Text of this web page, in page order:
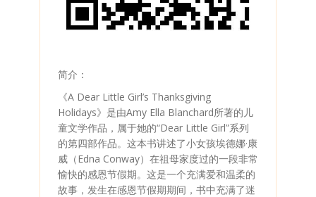
简介：
《A Dear Little Girl’s Thanksgiving
Holidays》是由Amy Ella Blanchard所著的儿
童文学作品，属于她的“Dear Little Girl”系列
的第四部作品。这本书讲述了小女孩埃德娜·康
威（Edna Conway）在祖母家度过的一段非常
愉快的感恩节假期。这是一个充满爱和温柔的
故事，发生在感恩节假期期间，书中充满了迷